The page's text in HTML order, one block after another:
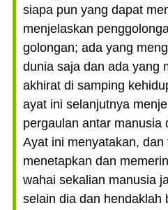
siapa pun yang dapat
menjelaskan
golongan; ada yang
dunia saja dan ada yang
akhirat di samping
ayat ini selanjutnya
pergaulan antar manusia
Ayat ini menyatakan, dan
menetapkan dan
wahai sekalian manusia
selain dia dan hendaklah